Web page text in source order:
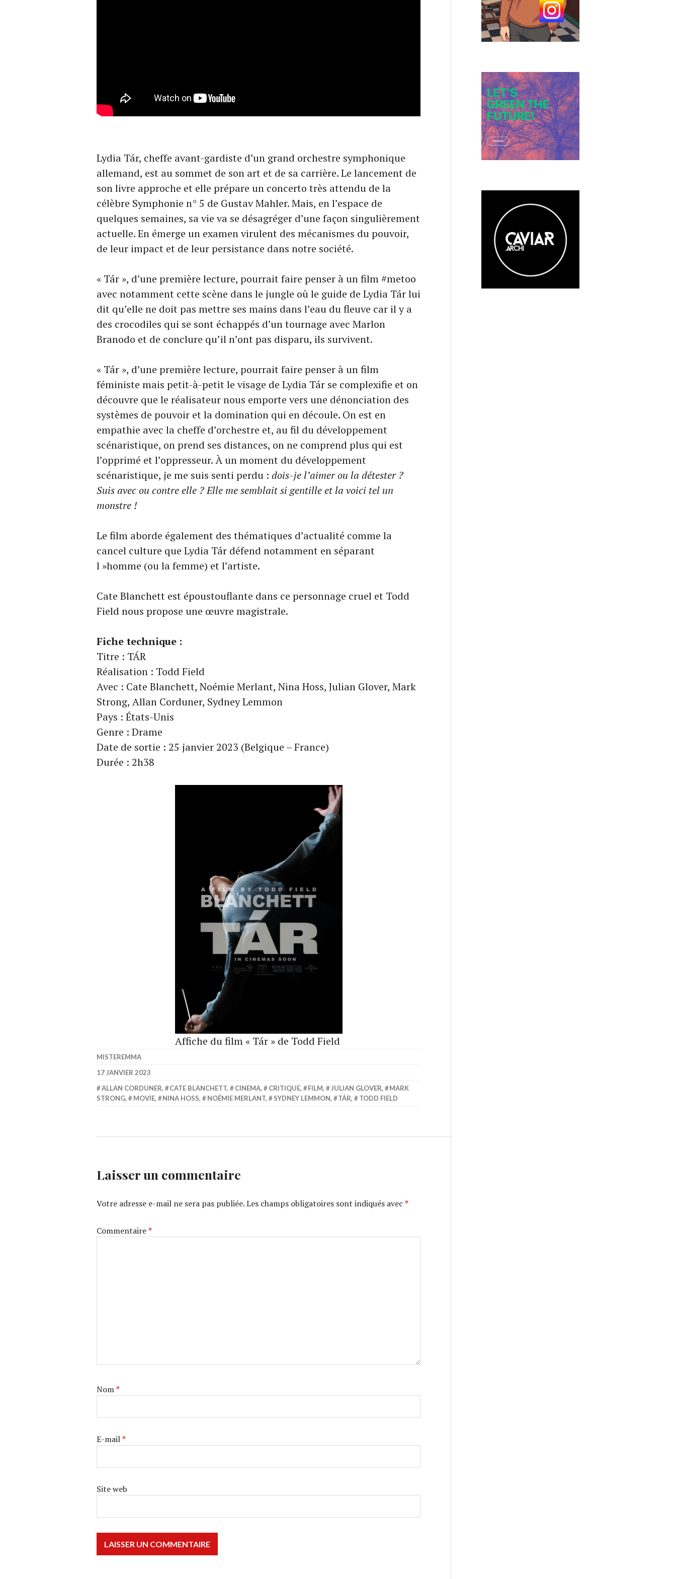
Lydia Tár, cheffe avant-gardiste d’un grand orchestre symphonique
allemand, est au sommet de son art et de sa carrière. Le lancement de
son livre approche et elle prépare un concerto très attendu de la
célèbre Symphonie n° 5 de Gustav Mahler. Mais, en l’espace de
quelques semaines, sa vie va se désagréger d’une façon singulièrement
actuelle. En émerge un examen virulent des mécanismes du pouvoir,
de leur impact et de leur persistance dans notre société.
« Tár », d’une première lecture, pourrait faire penser à un film #metoo
avec notamment cette scène dans le jungle où le guide de Lydia Tár lui
dit qu’elle ne doit pas mettre ses mains dans l’eau du fleuve car il y a
des crocodiles qui se sont échappés d’un tournage avec Marlon
Branodo et de conclure qu’il n’ont pas disparu, ils survivent.
« Tár », d’une première lecture, pourrait faire penser à un film
féministe mais petit-à-petit le visage de Lydia Tár se complexifie et on
découvre que le réalisateur nous emporte vers une dénonciation des
systèmes de pouvoir et la domination qui en découle. On est en
empathie avec la cheffe d’orchestre et, au fil du développement
scénaristique, on prend ses distances, on ne comprend plus qui est
l’opprimé et l’oppresseur. À un moment du développement
scénaristique, je me suis senti perdu : dois-je l’aimer ou la détester ?
Suis avec ou contre elle ? Elle me semblait si gentille et la voici tel un
monstre !
Le film aborde également des thématiques d’actualité comme la
cancel culture que Lydia Tár défend notamment en séparant
l »homme (ou la femme) et l’artiste.
Cate Blanchett est époustouflante dans ce personnage cruel et Todd
Field nous propose une œuvre magistrale.
Fiche technique :
Titre : TÁR
Réalisation : Todd Field
Avec : Cate Blanchett, Noémie Merlant, Nina Hoss, Julian Glover, Mark
Strong, Allan Corduner, Sydney Lemmon
Pays : États-Unis
Genre : Drame
Date de sortie : 25 janvier 2023 (Belgique – France)
Durée : 2h38
Affiche du film « Tár » de Todd Field
MISTEREMMA
17 JANVIER 2023
ALLAN CORDUNER, CATE BLANCHETT, CINEMA, CRITIQUE, FILM, JULIAN GLOVER,
MARK
STRONG, MOVIE, NINA HOSS, NOÉMIE MERLANT, SYDNEY LEMMON, TÁR, TODD FIELD
Laisser un commentaire
Votre adresse e-mail ne sera pas publiée.Les champs obligatoires sont indiqués avec *
Commentaire*
Nom*
E-mail*
Site web